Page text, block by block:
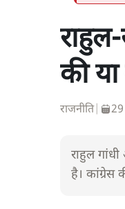
की
राजनीति|
राहुल
है। कांग्रेस